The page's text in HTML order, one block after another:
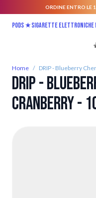
ORDINE ENTRO LE
Pods ★Sigarette elettroniche
Home / DRIP - Blueberry
DRIP -
Cranberry -